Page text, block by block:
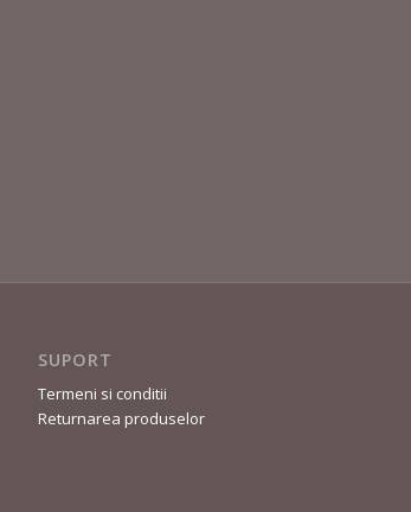
SUPORT
Termeni si conditii
Returnarea produselor